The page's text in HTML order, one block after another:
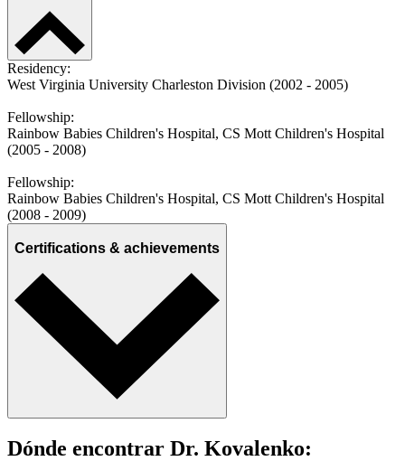
Residency:
West Virginia University Charleston Division (2002 - 2005)
Fellowship:
Rainbow Babies Children's Hospital, CS Mott Children's Hospital
(2005 - 2008)
Fellowship:
Rainbow Babies Children's Hospital, CS Mott Children's Hospital
(2008 - 2009)
Certifications & achievements
Dónde encontrar Dr. Kovalenko: